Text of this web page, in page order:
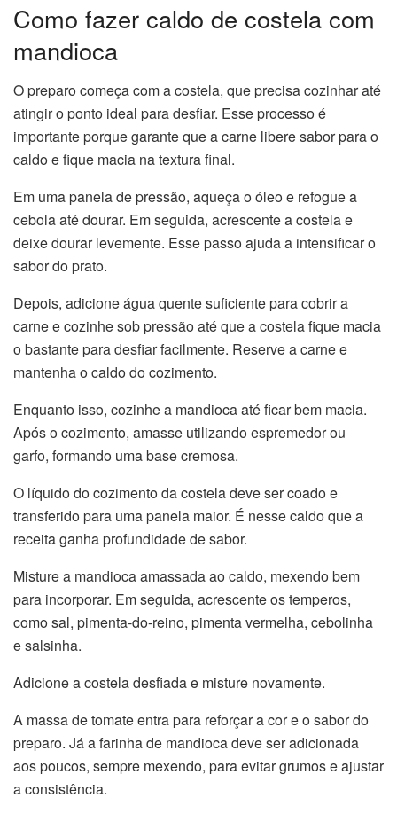
Como fazer caldo de costela com
mandioca
O preparo começa com a costela, que precisa cozinhar até
atingir o ponto ideal para desfiar. Esse processo é
importante porque garante que a carne libere sabor para o
caldo e fique macia na textura final.
Em uma panela de pressão, aqueça o óleo e refogue a
cebola até dourar. Em seguida, acrescente a costela e
deixe dourar levemente. Esse passo ajuda a intensificar o
sabor do prato.
Depois, adicione água quente suficiente para cobrir a
carne e cozinhe sob pressão até que a costela fique macia
o bastante para desfiar facilmente. Reserve a carne e
mantenha o caldo do cozimento.
Enquanto isso, cozinhe a mandioca até ficar bem macia.
Após o cozimento, amasse utilizando espremedor ou
garfo, formando uma base cremosa.
O líquido do cozimento da costela deve ser coado e
transferido para uma panela maior. É nesse caldo que a
receita ganha profundidade de sabor.
Misture a mandioca amassada ao caldo, mexendo bem
para incorporar. Em seguida, acrescente os temperos,
como sal, pimenta-do-reino, pimenta vermelha, cebolinha
e salsinha.
Adicione a costela desfiada e misture novamente.
A massa de tomate entra para reforçar a cor e o sabor do
preparo. Já a farinha de mandioca deve ser adicionada
aos poucos, sempre mexendo, para evitar grumos e ajustar
a consistência.